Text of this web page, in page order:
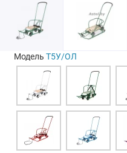
Модель Т5У/ОЛ